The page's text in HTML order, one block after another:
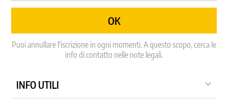
Puoi annullare l'iscrizione in ogni momenti. A questo scopo, cerca le
info di contatto nelle note legali.
INFO UTILI 